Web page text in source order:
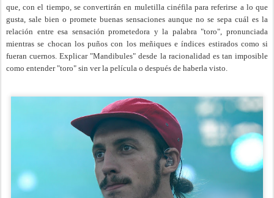
que, con el tiempo, se convertirán en muletilla cinéfila para referirse a lo que
gusta, sale bien o promete buenas sensaciones aunque no se sepa cuál es la
relación entre esa sensación prometedora y la palabra "toro", pronunciada
mientras se chocan los puños con los meñiques e índices estirados como si
fueran cuernos. Explicar "Mandibules" desde la racionalidad es tan imposible
como entender "toro" sin ver la película o después de haberla visto.